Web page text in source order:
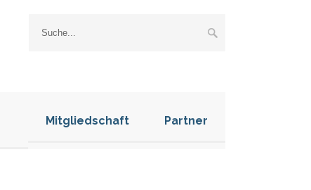
Mitgliedschaft Partner